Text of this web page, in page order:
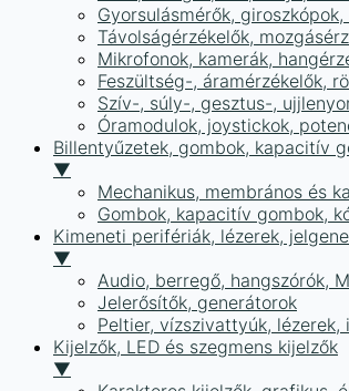
Gyorsulásmérők,
Távolságérzékelők,
Mikrofonok, kamerák,
Feszültség-, áramérzékelők,
Szív-, súly-, gesztus-,
Óramodulok, joystickok,
Billentyűzetek, gombok, kapacitív
▼
Mechanikus, membrános és
Gombok, kapacitív gombok,
Kimeneti perifériák, lézerek,
▼
Audio, berregő, hangszórók,
Jelerősítők, generátorok
Peltier, vízszivattyúk,
Kijelzők, LED és szegmens kijelzők
▼